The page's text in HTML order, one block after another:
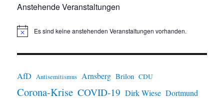
Anstehende Veranstaltungen
H
w
s
Es sind keine anstehenden Veranstaltungen vorhanden.
AfD Antisemitismus Arnsberg Brilon CDU
Corona-Krise COVID-19 Dirk Wiese Dortmund